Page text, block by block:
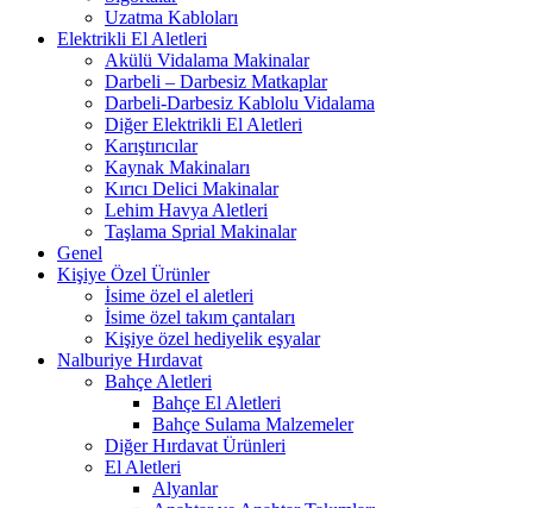
Uzatma Kabloları
Elektrikli El Aletleri
Akülü Vidalama Makinalar
Darbeli – Darbesiz Matkaplar
Darbeli-Darbesiz Kablolu Vidalama
Diğer Elektrikli El Aletleri
Karıştırıcılar
Kaynak Makinaları
Kırıcı Delici Makinalar
Lehim Havya Aletleri
Taşlama Sprial Makinalar
Genel
Kişiye Özel Ürünler
İsime özel el aletleri
İsime özel takım çantaları
Kişiye özel hediyelik eşyalar
Nalburiye Hırdavat
Bahçe Aletleri
Bahçe El Aletleri
Bahçe Sulama Malzemeler
Diğer Hırdavat Ürünleri
El Aletleri
Alyanlar